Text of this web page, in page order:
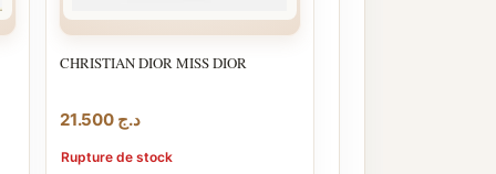
CHRISTIAN DIOR MISS DIOR
د.ج 21.500
Rupture de stock